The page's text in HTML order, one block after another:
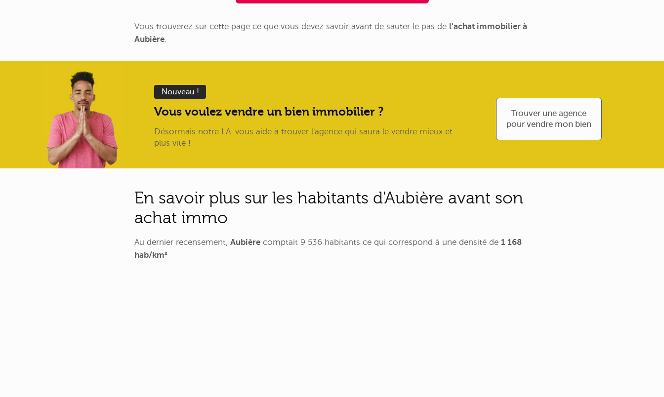
Vous trouverez sur cette page ce que vous devez savoir avant de sauter le pas de l'achat immobilier à
Aubière
Nouveau !
Vous voulez vendre un bien immobilier ?
Désormais notre I.A. vous aide à trouver l'agence qui saura le vendre mieux et
plus vite !
Trouver une agence
pour vendre mon bien
En savoir plus sur les habitants d'Aubière avant son
achat immo
Au dernier recensement, Aubière comptait 9 536 habitants ce qui correspond à une densité de 1 168
hab/km²